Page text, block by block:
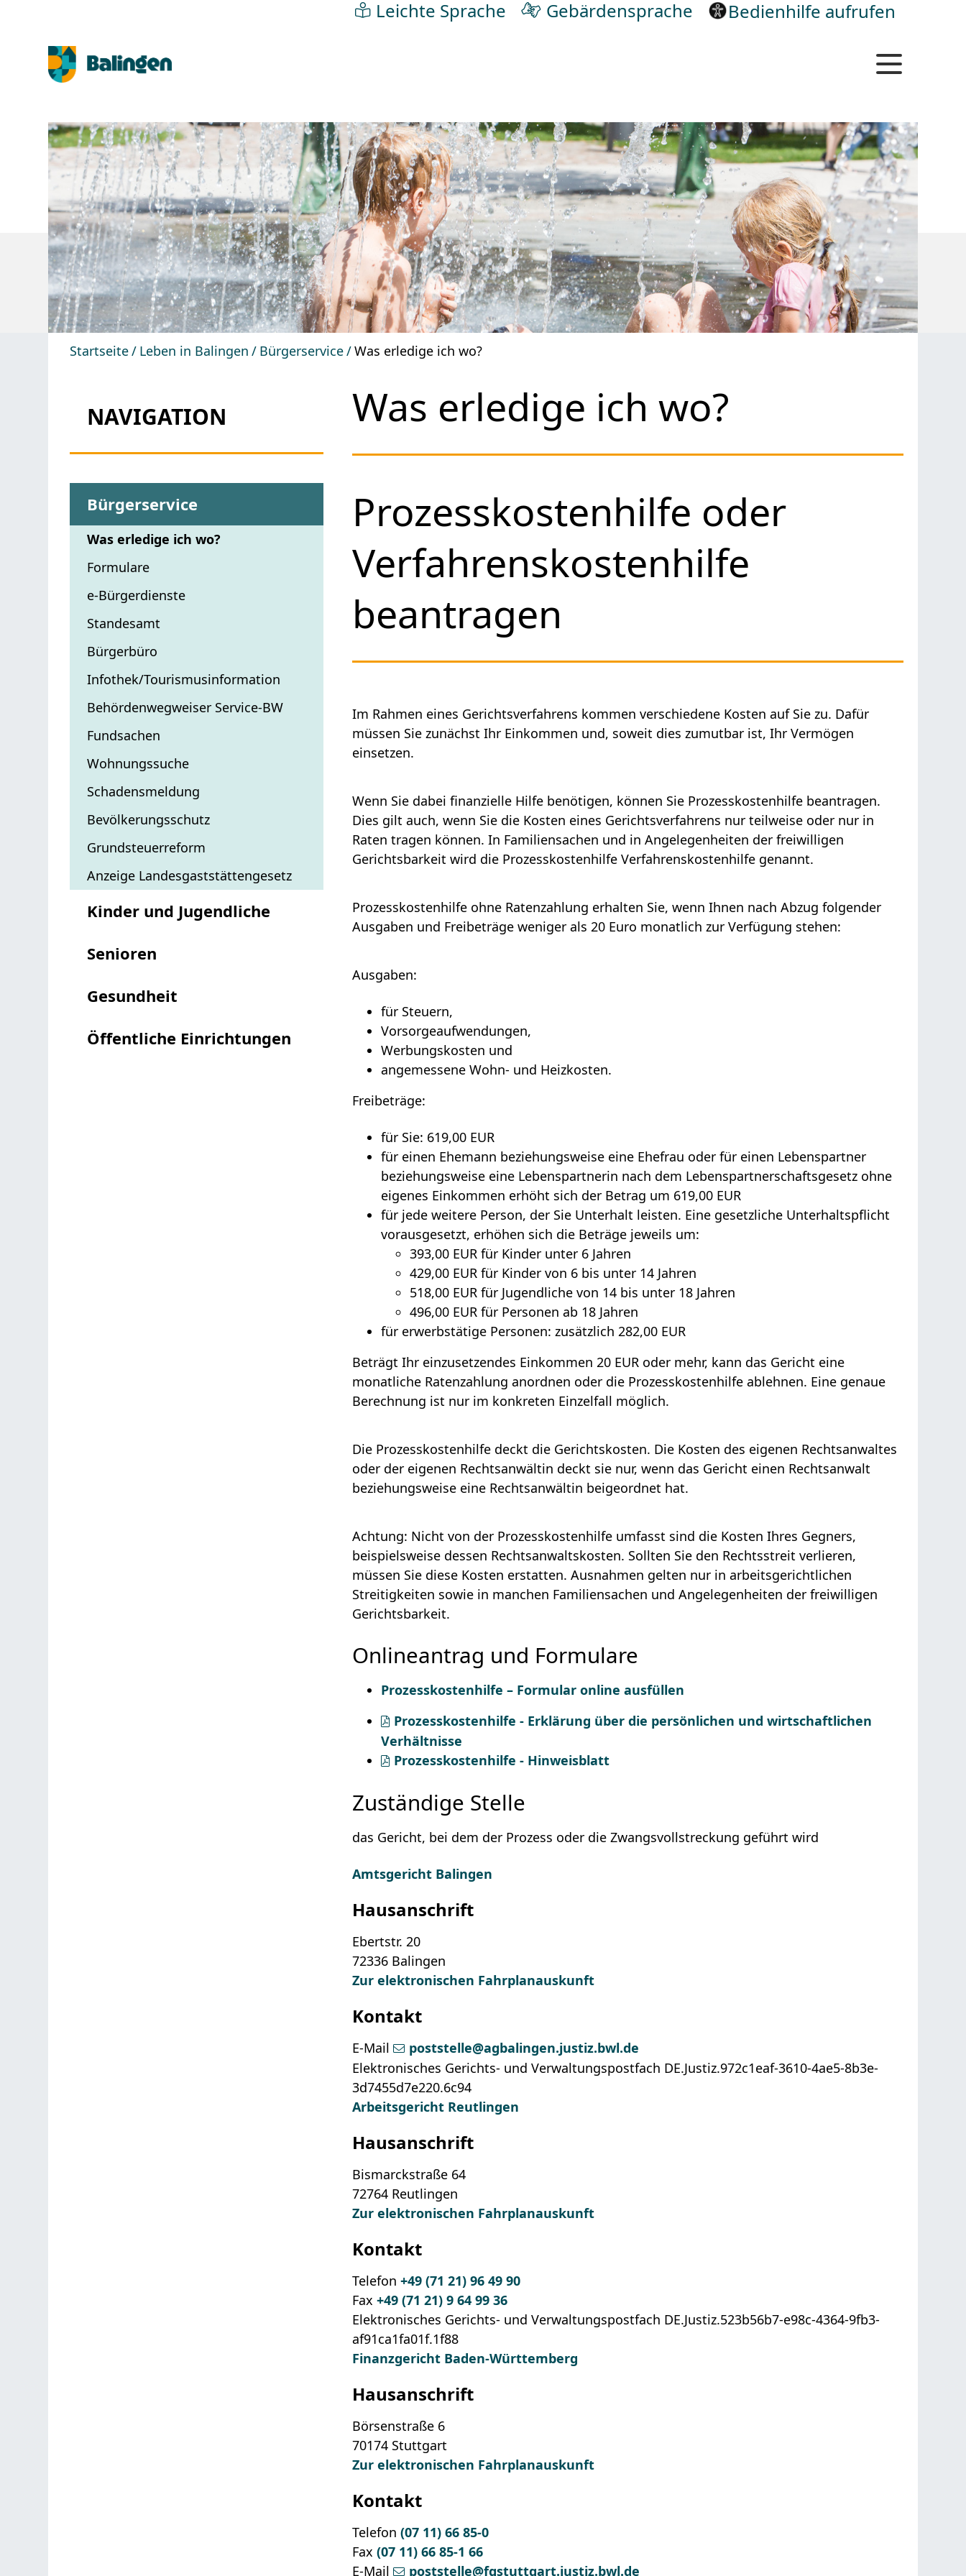
Leichte Sprache Gebärdensprache Bedienhilfe aufrufen
Startseite Leben in Balingen Bürgerservice Was erledige ich wo?
NAVIGATION
Bürgerservice
Was erledige ich wo?
Formulare
e-Bürgerdienste
Standesamt
Bürgerbüro
Infothek/Tourismusinformation
Behördenwegweiser Service-BW
Fundsachen
Wohnungssuche
Schadensmeldung
Bevölkerungsschutz
Grundsteuerreform
Anzeige Landesgaststättengesetz
Kinder und Jugendliche
Senioren
Gesundheit
Öffentliche Einrichtungen
Was erledige ich wo?
Prozesskostenhilfe oder
Verfahrenskostenhilfe
beantragen
Im Rahmen eines Gerichtsverfahrens kommen verschiedene Kosten auf Sie zu. Dafür
müssen Sie zunächst Ihr Einkommen und, soweit dies zumutbar ist, Ihr Vermögen
einsetzen.
Wenn Sie dabei finanzielle Hilfe benötigen, können Sie Prozesskostenhilfe beantragen.
Dies gilt auch, wenn Sie die Kosten eines Gerichtsverfahrens nur teilweise oder nur in
Raten tragen können. In Familiensachen und in Angelegenheiten der freiwilligen
Gerichtsbarkeit wird die Prozesskostenhilfe Verfahrenskostenhilfe genannt.
Prozesskostenhilfe ohne Ratenzahlung erhalten Sie, wenn Ihnen nach Abzug folgender
Ausgaben und Freibeträge weniger als 20 Euro monatlich zur Verfügung stehen:
Ausgaben:
für Steuern,
Vorsorgeaufwendungen,
Werbungskosten und
angemessene Wohn- und Heizkosten.
Freibeträge:
für Sie: 619,00 EUR
für einen Ehemann beziehungsweise eine Ehefrau oder für einen Lebenspartner
beziehungsweise eine Lebenspartnerin nach dem Lebenspartnerschaftsgesetz ohne
eigenes Einkommen erhöht sich der Betrag um 619,00 EUR
für jede weitere Person, der Sie Unterhalt leisten. Eine gesetzliche Unterhaltspflicht
vorausgesetzt, erhöhen sich die Beträge jeweils um:
393,00 EUR für Kinder unter 6 Jahren
429,00 EUR für Kinder von 6 bis unter 14 Jahren
518,00 EUR für Jugendliche von 14 bis unter 18 Jahren
496,00 EUR für Personen ab 18 Jahren
für erwerbstätige Personen: zusätzlich 282,00 EUR
Beträgt Ihr einzusetzendes Einkommen 20 EUR oder mehr, kann das Gericht eine
monatliche Ratenzahlung anordnen oder die Prozesskostenhilfe ablehnen. Eine genaue
Berechnung ist nur im konkreten Einzelfall möglich.
Die Prozesskostenhilfe deckt die Gerichtskosten. Die Kosten des eigenen Rechtsanwaltes
oder der eigenen Rechtsanwältin deckt sie nur, wenn das Gericht einen Rechtsanwalt
beziehungsweise eine Rechtsanwältin beigeordnet hat.
Achtung: Nicht von der Prozesskostenhilfe umfasst sind die Kosten Ihres Gegners,
beispielsweise dessen Rechtsanwaltskosten. Sollten Sie den Rechtsstreit verlieren,
müssen Sie diese Kosten erstatten.Ausnahmen gelten nur in arbeitsgerichtlichen
Streitigkeiten sowie in manchen Familiensachen und Angelegenheiten der freiwilligen
Gerichtsbarkeit.
Onlineantrag und Formulare
Prozesskosten­hilfe – Formular online ausfüllen
Prozesskostenhilfe - Erklärung über die persönlichen und wirtschaftlichen
Verhältnisse
Prozesskostenhilfe - Hinweisblatt
Zuständige Stelle
das Gericht, bei dem der Prozess oder die Zwangsvollstreckung geführt wird
Amtsgericht Balingen
Hausanschrift
Ebertstr. 20
72336 Balingen
Zur elektronischen Fahrplanauskunft
Kontakt
E-Mail
poststelle@agbalingen.justiz.bwl.de
Elektronisches Gerichts- und Verwaltungspostfach DE.Justiz.972c1eaf-3610-4ae5-8b3e-
3d7455d7e220.6c94
Arbeitsgericht Reutlingen
Hausanschrift
Bismarckstraße 64
72764 Reutlingen
Zur elektronischen Fahrplanauskunft
Kontakt
Telefon +49 (71 21) 96 49 90
Fax +49 (71 21) 9 64 99 36
Elektronisches Gerichts- und Verwaltungspostfach DE.Justiz.523b56b7-e98c-4364-9fb3-
af91ca1fa01f.1f88
Finanzgericht Baden-Württemberg
Hausanschrift
Börsenstraße 6
70174 Stuttgart
Zur elektronischen Fahrplanauskunft
Kontakt
Telefon (07 11) 66 85-0
Fax (07 11) 66 85-1 66
E-Mail
poststelle@fgstuttgart.justiz.bwl.de